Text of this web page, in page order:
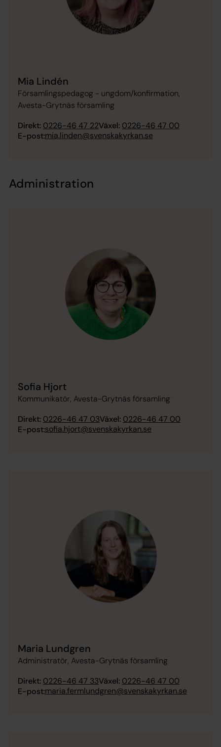
Mia Lindén
Församlingspedagog - ungdom/konfirmation,
Avesta-Grytnäs församling
Direkt: 0226-46 47 22Växel: 0226-46 47 00
E-post:mia.linden@svenskakyrkan.se
Administration
Sofia Hjort
Kommunikatör, Avesta-Grytnäs församling
Direkt: 0226-46 47 03Växel: 0226-46 47 00
E-post:sofia.hjort@svenskakyrkan.se
Maria Lundgren
Administratör, Avesta-Grytnäs församling
Direkt: 0226-46 47 33Växel: 0226-46 47 00
E-post:maria.fermlundgren@svenskakyrkan.se